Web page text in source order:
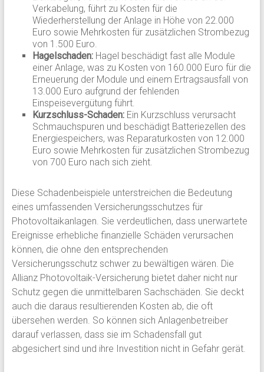
Verkabelung, führt zu Kosten für die
Wiederherstellung der Anlage in Höhe von 22.000
Euro sowie Mehrkosten für zusätzlichen Strombezug
von 1.500 Euro.
Hagelschaden:Hagel beschädigt fast alle Module
einer Anlage, was zu Kosten von 160.000 Euro für die
Erneuerung der Module und einem Ertragsausfall von
13.000 Euro aufgrund der fehlenden
Einspeisevergütung führt.
Kurzschluss-Schaden:Ein Kurzschluss verursacht
Schmauchspuren und beschädigt Batteriezellen des
Energiespeichers, was Reparaturkosten von 12.000
Euro sowie Mehrkosten für zusätzlichen Strombezug
von 700 Euro nach sich zieht.
Diese Schadenbeispiele unterstreichen die Bedeutung
eines umfassenden Versicherungsschutzes für
Photovoltaikanlagen. Sie verdeutlichen, dass unerwartete
Ereignisse erhebliche finanzielle Schäden verursachen
können, die ohne den entsprechenden
Versicherungsschutz schwer zu bewältigen wären. Die
Allianz Photovoltaik-Versicherung bietet daher nicht nur
Schutz gegen die unmittelbaren Sachschäden. Sie deckt
auch die daraus resultierenden Kosten ab, die oft
übersehen werden. So können sich Anlagenbetreiber
darauf verlassen, dass sie im Schadensfall gut
abgesichert sind und ihre Investition nicht in Gefahr gerät.